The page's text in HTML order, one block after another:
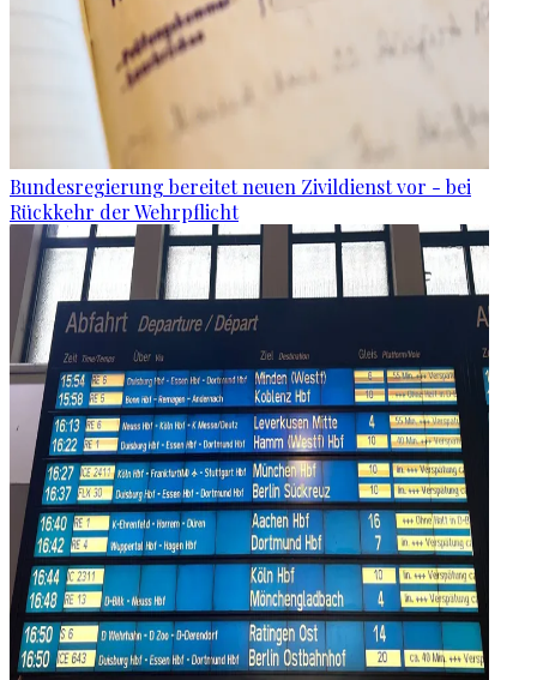
Bundesregierung bereitet neuen Zivildienst vor - bei
Rückkehr der Wehrpflicht